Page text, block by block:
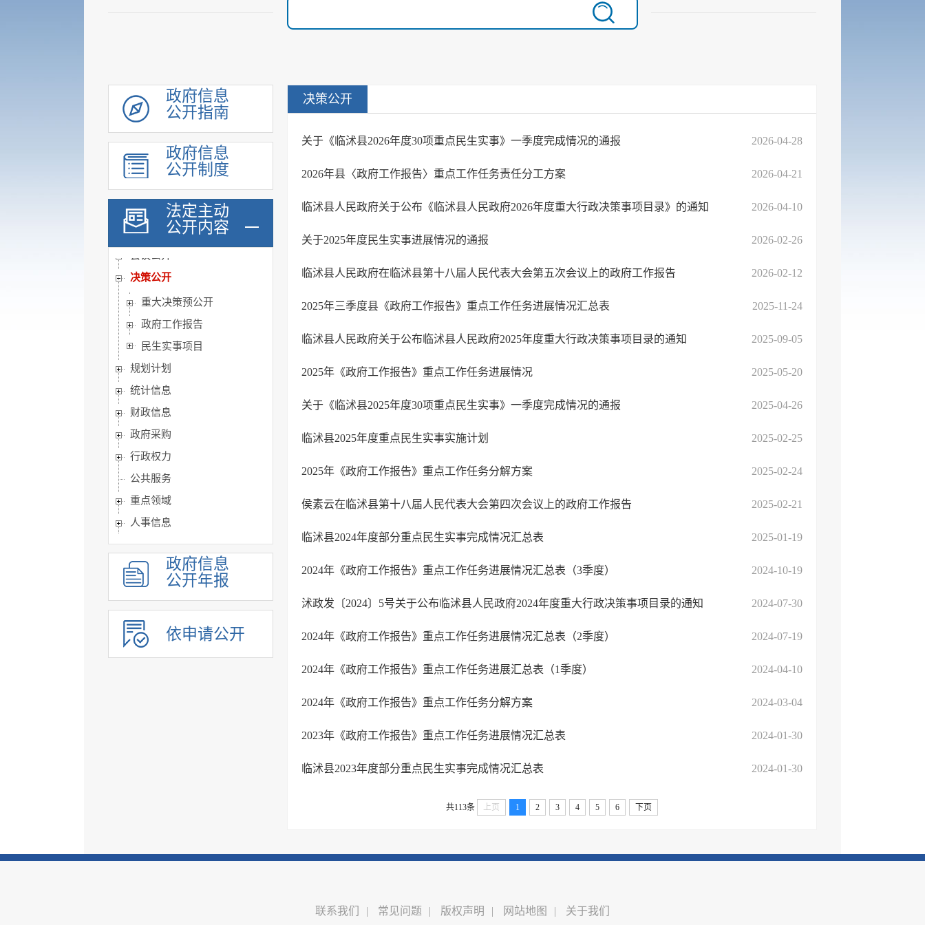
政府信息
公开指南
政府信息
公开制度
法定主动
公开内容
领导信息
机构职能
履职依据
决策公开
重大决策预公开
政府工作报告
民生实事项目
规划计划
统计信息
财政信息
政府采购
行政权力
公共服务
重点领域
人事信息
建议提案办理
政务公开保障机制
公共企事业单位信息公开
政府信息
公开年报
依申请公开
决策公开
关于《临沭县2026年度30项重点民生实事》一季度完成情况的通报 2026-04-28
2026年县〈政府工作报告〉重点工作任务责任分工方案 2026-04-21
临沭县人民政府关于公布《临沭县人民政府2026年度重大行政决策事项目录》的通知 2026-04-10
关于2025年度民生实事进展情况的通报 2026-02-26
临沭县人民政府在临沭县第十八届人民代表大会第五次会议上的政府工作报告 2026-02-12
2025年三季度县《政府工作报告》重点工作任务进展情况汇总表 2025-11-24
临沭县人民政府关于公布临沭县人民政府2025年度重大行政决策事项目录的通知 2025-09-05
2025年《政府工作报告》重点工作任务进展情况 2025-05-20
关于《临沭县2025年度30项重点民生实事》一季度完成情况的通报 2025-04-26
临沭县2025年度重点民生实事实施计划 2025-02-25
2025年《政府工作报告》重点工作任务分解方案 2025-02-24
侯素云在临沭县第十八届人民代表大会第四次会议上的政府工作报告 2025-02-21
临沭县2024年度部分重点民生实事完成情况汇总表 2025-01-19
2024年《政府工作报告》重点工作任务进展情况汇总表（3季度） 2024-10-19
沭政发〔2024〕5号关于公布临沭县人民政府2024年度重大行政决策事项目录的通知 2024-07-30
2024年《政府工作报告》重点工作任务进展情况汇总表（2季度） 2024-07-19
2024年《政府工作报告》重点工作任务进展汇总表（1季度） 2024-04-10
2024年《政府工作报告》重点工作任务分解方案 2024-03-04
2023年《政府工作报告》重点工作任务进展情况汇总表 2024-01-30
临沭县2023年度部分重点民生实事完成情况汇总表 2024-01-30
共113条 上页 1 2 3 4 5 6 下页
联系我们 | 常见问题 | 版权声明 | 网站地图 | 关于我们